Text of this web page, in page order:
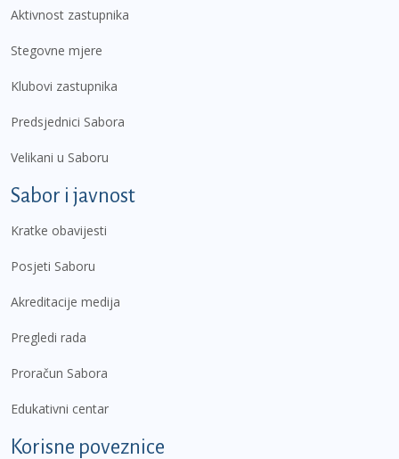
Aktivnost zastupnika
Stegovne mjere
Klubovi zastupnika
Predsjednici Sabora
Velikani u Saboru
Sabor i javnost
Kratke obavijesti
Posjeti Saboru
Akreditacije medija
Pregledi rada
Proračun Sabora
Edukativni centar
Korisne poveznice